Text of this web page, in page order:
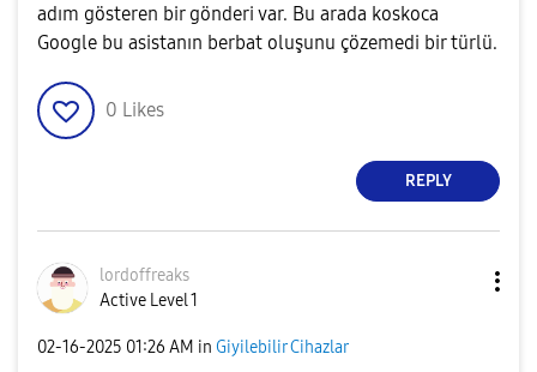
adım gösteren bir gönderi var. Bu arada koskoca
Google bu asistanın berbat oluşunu çözemedi bir türlü.
0 Likes
REPLY
lordoffreaks
Active Level 1
‎02-16-2025 01:26 AM in Giyilebilir Cihazlar